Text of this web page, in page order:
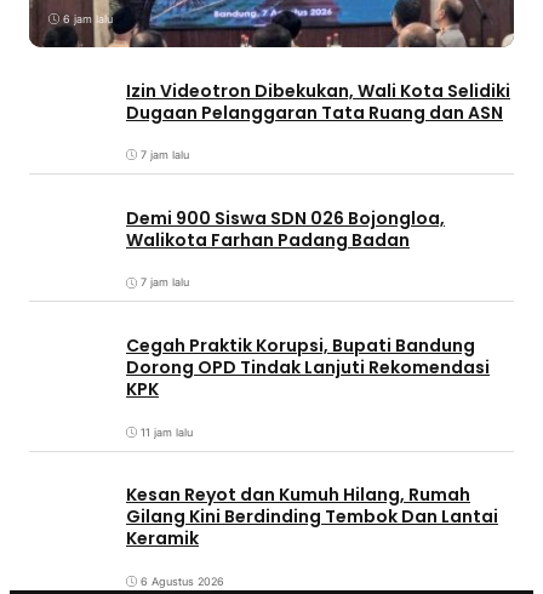
6 jam lalu
Izin Videotron Dibekukan, Wali Kota Selidiki
Dugaan Pelanggaran Tata Ruang dan ASN
7 jam lalu
Demi 900 Siswa SDN 026 Bojongloa,
Walikota Farhan Padang Badan
7 jam lalu
Cegah Praktik Korupsi, Bupati Bandung
Dorong OPD Tindak Lanjuti Rekomendasi
KPK
11 jam lalu
Kesan Reyot dan Kumuh Hilang, Rumah
Gilang Kini Berdinding Tembok Dan Lantai
Keramik
6 Agustus 2026